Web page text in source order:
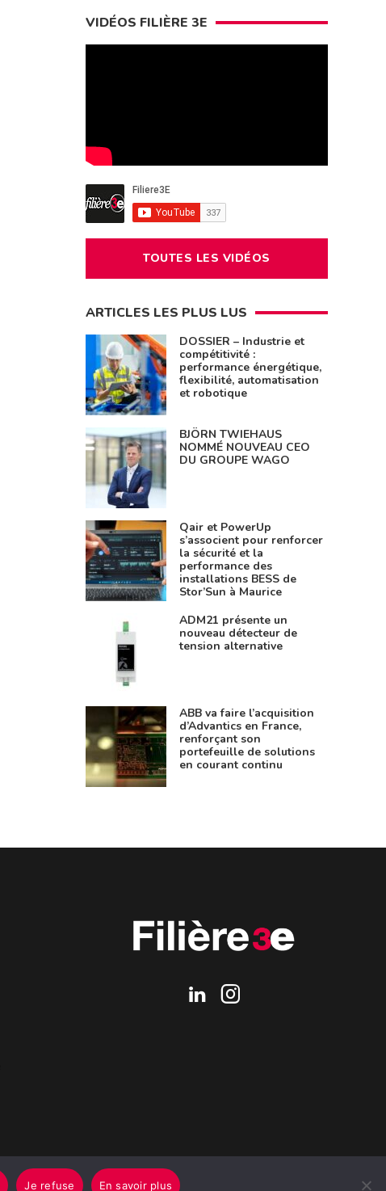
VIDÉOS FILIÈRE 3E
TOUTES LES VIDÉOS
ARTICLES LES PLUS LUS
DOSSIER – Industrie et
compétitivité :
performance énergétique,
flexibilité, automatisation
et robotique
BJÖRN TWIEHAUS
NOMMÉ NOUVEAU CEO
DU GROUPE WAGO
Qair et PowerUp
s’associent pour renforcer
la sécurité et la
performance des
installations BESS de
Stor’Sun à Maurice
ADM21 présente un
nouveau détecteur de
tension alternative
ABB va faire l’acquisition
d’Advantics en France,
renforçant son
portefeuille de solutions
en courant continu
Je refuse En savoir plus